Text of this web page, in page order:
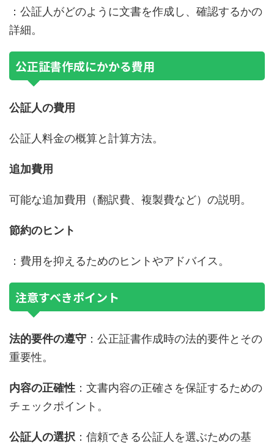
：公証人がどのように文書を作成し、確認するかの
詳細。
公正証書作成にかかる費用
公証人の費用
公証人料金の概算と計算方法。
追加費用
可能な追加費用（翻訳費、複製費など）の説明。
節約のヒント
：費用を抑えるためのヒントやアドバイス。
注意すべきポイント
法的要件の遵守 ：公正証書作成時の法的要件とその
重要性。
内容の正確性 ：文書内容の正確さを保証するための
チェックポイント。
公証人の選択 ：信頼できる公証人を選ぶための基